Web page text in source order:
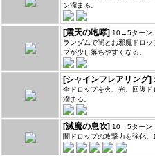
ン溜まる。
[震天の咆哮] 10→5ターン
ランダムで闇とお邪魔ドロ
プが少し落ちやすくなる。
[シャインフレアリング]
全ドロップを火、光、回復
溜まる。
[滅魔の息吹] 10→5ターン
闇ドロップの攻撃力を強化。